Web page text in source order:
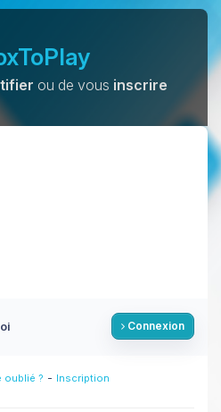
ou de vous inscrire
Connexion
oublié ? - Inscription